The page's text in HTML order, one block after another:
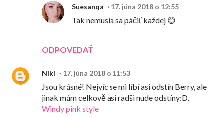
ODPOVEDAŤ
Suesanqa 17. júna 2018 o 12:55
Tak nemusia sa páčiť každej 😊
Niki 17. júna 2018 o 11:53
Jsou krásné! Nejvíc se mi líbí asi odstín Berry, ale
jinak mám celkově asi radši nude odstíny:D.
Windy pink style